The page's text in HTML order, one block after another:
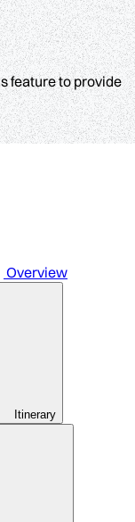
feature to provide
Overview
Itinerary